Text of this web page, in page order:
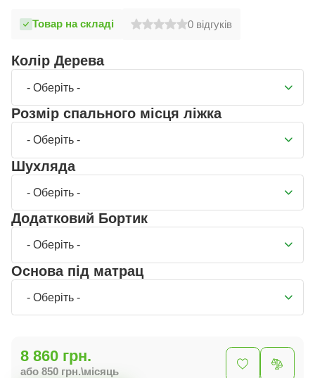
Товар на складі 0 відгуків
Колір Дерева
- Оберіть -
Розмір спального місця ліжка
- Оберіть -
Шухляда
- Оберіть -
Додатковий Бортик
- Оберіть -
Основа під матрац
- Оберіть -
8 860 грн.
або 850 грн.\місяць